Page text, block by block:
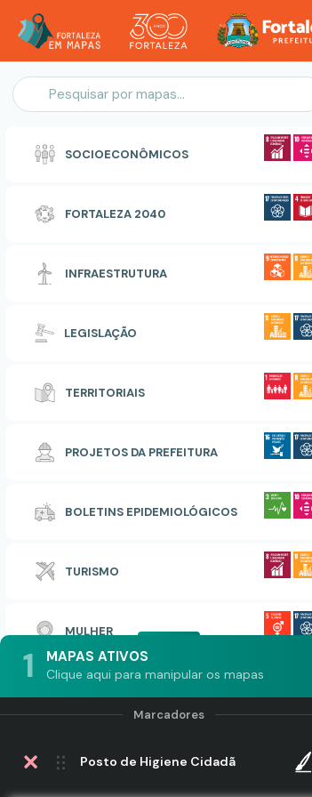
SOCIOECONÔMICOS
FORTALEZA 2040
INFRAESTRUTURA
LEGISLAÇÃO
TERRITORIAIS
PROJETOS DA PREFEITURA
BOLETINS EPIDEMIOLÓGICOS
TURISMO
MULHER
1 MAPAS ATIVOS
Clique aqui para manipular os mapas
Posto de Higiene Cidadã
Personalização do Mapa
Zonas Especiais de Interesse Social